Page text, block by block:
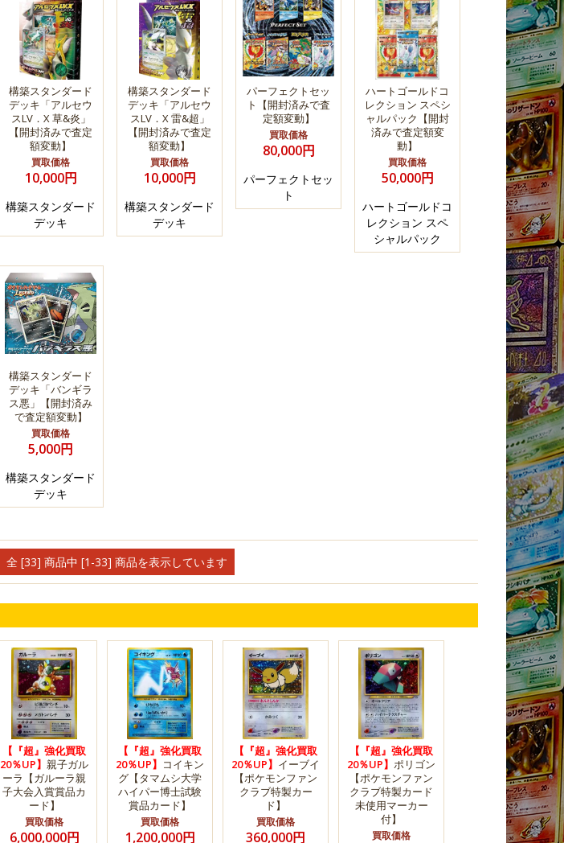
構築スタンダード
デッキ「アルセウ
スLV．X 草&炎」
【開封済みで査定
額変動】
買取価格
10,000円
構築スタンダード
デッキ
構築スタンダード
デッキ「アルセウ
スLV．X 雷&超」
【開封済みで査定
額変動】
買取価格
10,000円
構築スタンダード
デッキ
パーフェクトセッ
ト【開封済みで査
定額変動】
買取価格
80,000円
パーフェクトセッ
ト
ハートゴールドコ
レクション スペシ
ャルパック【開封
済みで査定額変
動】
買取価格
50,000円
ハートゴールドコ
レクション スペ
シャルパック
構築スタンダード
デッキ「バンギラ
ス悪」【開封済み
で査定額変動】
買取価格
5,000円
構築スタンダード
デッキ
全 [33] 商品中 [1-33] 商品を表示しています
【『超』強化買取
20％UP】 親子ガル
ーラ【ガルーラ親
子大会入賞賞品カ
ード】
買取価格
6,000,000円
【『超』強化買取
20％UP】 コイキン
グ【タマムシ大学
ハイパー博士試験
賞品カード】
買取価格
1,200,000円
【『超』強化買取
20％UP】 イーブイ
【ポケモンファン
クラブ特製カー
ド】
買取価格
360,000円
【『超』強化買取
20％UP】 ポリゴン
【ポケモンファン
クラブ特製カード
未使用マーカー
付】
買取価格